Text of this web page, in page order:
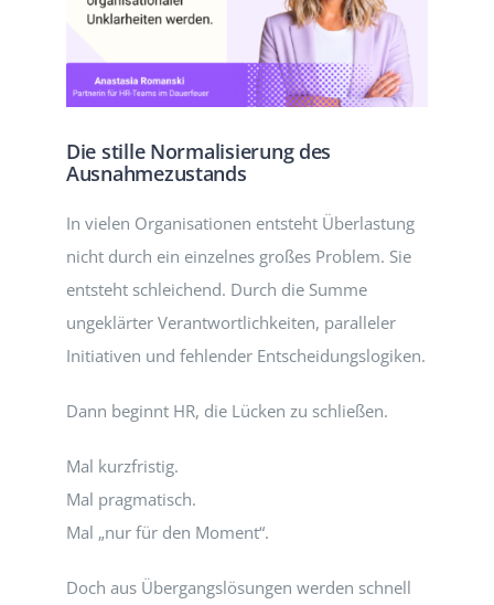
Die stille Normalisierung des
Ausnahmezustands
In vielen Organisationen entsteht Überlastung
nicht durch ein einzelnes großes Problem. Sie
entsteht schleichend. Durch die Summe
ungeklärter Verantwortlichkeiten, paralleler
Initiativen und fehlender Entscheidungslogiken.
Dann beginnt HR, die Lücken zu schließen.
Mal kurzfristig.
Mal pragmatisch.
Mal „nur für den Moment“.
Doch aus Übergangslösungen werden schnell